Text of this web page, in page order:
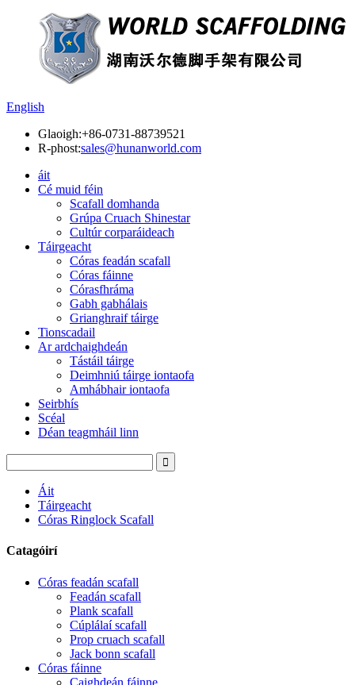
English
Glaoigh:+86-0731-88739521
R-phost:sales@hunanworld.com
áit
Cé muid féin
Scafall domhanda
Grúpa Cruach Shinestar
Cultúr corparáideach
Táirgeacht
Córas feadán scafall
Córas fáinne
Córasfhráma
Gabh gabhálais
Grianghraif táirge
Tionscadail
Ar ardchaighdeán
Tástáil táirge
Deimhniú táirge iontaofa
Amhábhair iontaofa
Seirbhís
Scéal
Déan teagmháil linn
Áit
Táirgeacht
Córas Ringlock Scafall
Catagóirí
Córas feadán scafall
Feadán scafall
Plank scafall
Cúplálaí scafall
Prop cruach scafall
Jack bonn scafall
Córas fáinne
Caighdeán fáinne